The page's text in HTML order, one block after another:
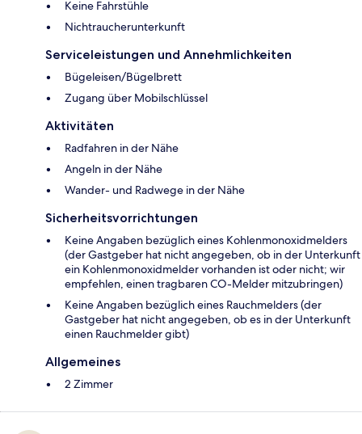
Keine Fahrstühle
Nichtraucherunterkunft
Serviceleistungen und Annehmlichkeiten
Bügeleisen/Bügelbrett
Zugang über Mobilschlüssel
Aktivitäten
Radfahren in der Nähe
Angeln in der Nähe
Wander- und Radwege in der Nähe
Sicherheitsvorrichtungen
Keine Angaben bezüglich eines Kohlenmonoxidmelders
(der Gastgeber hat nicht angegeben, ob in der Unterkunft
ein Kohlenmonoxidmelder vorhanden ist oder nicht; wir
empfehlen, einen tragbaren CO-Melder mitzubringen)
Keine Angaben bezüglich eines Rauchmelders (der
Gastgeber hat nicht angegeben, ob es in der Unterkunft
einen Rauchmelder gibt)
Allgemeines
2 Zimmer